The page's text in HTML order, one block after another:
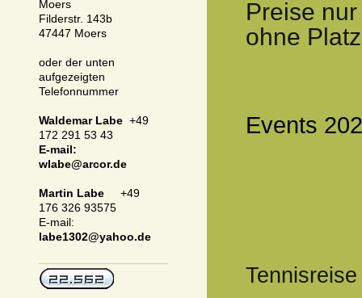
Preise
ohne
Events
Moers
Filderstr. 143b
47447 Moers
oder der unten
aufgezeigten
Telefonnummer
Waldemar Labe +49
172 291 53 43
E-mail:
wlabe@arcor.de
Martin Labe +49
176 326 93575
E-mail:
labe1302@yahoo.de